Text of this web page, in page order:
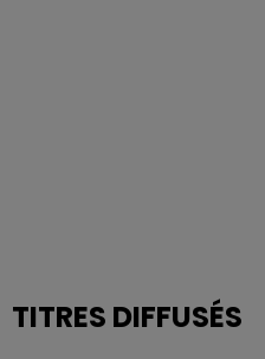
TITRES DIFFUSÉS